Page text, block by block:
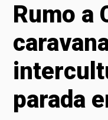
Rumo a
parada